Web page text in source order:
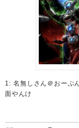
1: 名無しさん＠おーぷ
面やんけ